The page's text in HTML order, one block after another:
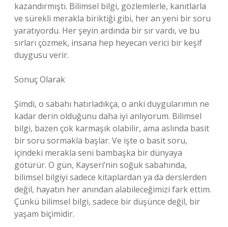
kazandırmıştı. Bilimsel bilgi, gözlemlerle, kanıtlarla
ve sürekli merakla biriktiği gibi, her an yeni bir soru
yaratıyordu. Her şeyin ardında bir sır vardı, ve bu
sırları çözmek, insana hep heyecan verici bir keşif
duygusu verir.
Sonuç Olarak
Şimdi, o sabahı hatırladıkça, o anki duygularımın ne
kadar derin olduğunu daha iyi anlıyorum. Bilimsel
bilgi, bazen çok karmaşık olabilir, ama aslında basit
bir soru sormakla başlar. Ve işte o basit soru,
içindeki merakla seni bambaşka bir dünyaya
götürür. O gün, Kayseri’nin soğuk sabahında,
bilimsel bilgiyi sadece kitaplardan ya da derslerden
değil, hayatın her anından alabileceğimizi fark ettim.
Çünkü bilimsel bilgi, sadece bir düşünce değil, bir
yaşam biçimidir.